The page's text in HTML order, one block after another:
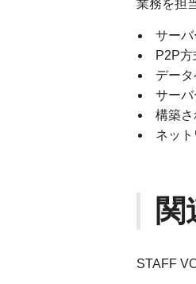
業務を担
サー
P2P
デー
サー
構築
ネッ
関
STAFF